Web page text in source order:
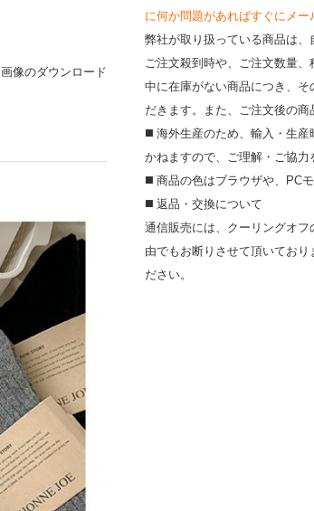
画像のダウンロード
に何か問題があればすぐにメ
弊社が取り扱っている商品は
ご注文殺到時や、ご注文数量
中に在庫がない商品につき、
だきます。また、ご注文後の商
◼️ 海外⽣産のため、輸⼊・⽣
かねますので、ご理解・ご協⼒
◼️ 商品の⾊はブラウザや、PC
◼️ 返品・交換について
通信販売には、クーリングオ
由でもお断りさせて頂いてお
ださい。